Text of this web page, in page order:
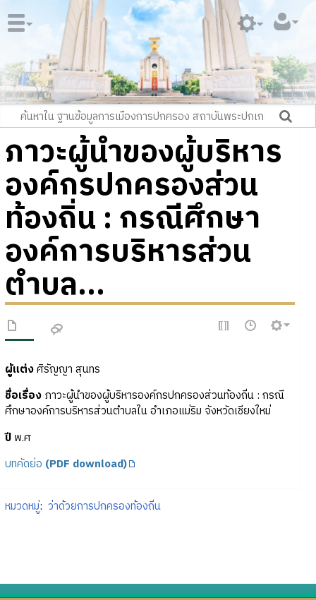
ภาวะผู้นำของผู้บริหาร
องค์กรปกครองส่วน
ท้องถิ่น : กรณีศึกษา
องค์การบริหารส่วน
ตำบล...
ผู้แต่งศิรัญญา สุนทร
ชื่อเรื่องภาวะผู้นำของผู้บริหารองค์กรปกครองส่วนท้องถิ่น : กรณี
ศึกษาองค์การบริหารส่วนตำบลใน อำเภอแม่ริม จังหวัดเชียงใหม่
ปีพ.ศ
บทคัดย่อ (PDF download)
หมวดหมู่: ว่าด้วยการปกครองท้องถิ่น